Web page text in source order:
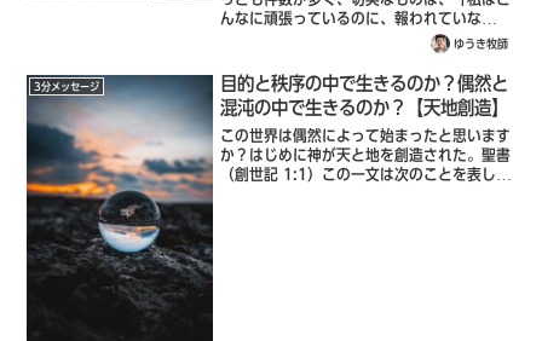
んなに頑張っているのに、報われていな
い！」という訴えだそうです。誰でも、100
の努力をしたら、それに見合った100のリタ
ーンがあると期待します。でも、結果が
30...
ゆうき牧師
3分メッセージ
目的と秩序の中で生きるのか？偶然と
混沌の中で生きるのか？【天地創造】
この世界は偶然によって始まったと思います
か？はじめに神が天と地を創造された。聖書
（創世記 1:1）この一文は次のことを表して